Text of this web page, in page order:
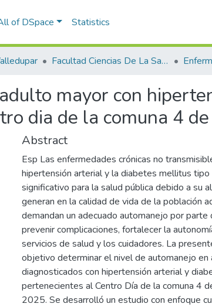
of DSpace Statistics
Facultad Ciencias De La Salud.
mayor con
dia de la comuna 4
Abstract
Esp Las enfermedades crónicas no
hipertensión arterial y la diabetes mellitus tipo
significativo para la salud pública debido a su
generan en la calidad de vida de la población
demandan un adecuado automanejo por
prevenir complicaciones, fortalecer la
servicios de salud y los cuidadores. La
objetivo determinar el nivel de automanejo en
diagnosticados con hipertensión arterial y
pertenecientes al Centro Día de la comuna 4
2025. Se desarrolló un estudio con enfoque